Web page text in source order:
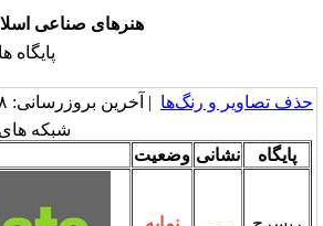
صناعی اسلامی- پایگاه های نمایه کننده
بروزرسانی: ۱۳۹۶/۸/۸ |